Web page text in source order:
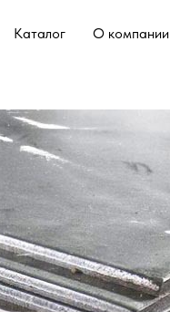
Каталог О компании